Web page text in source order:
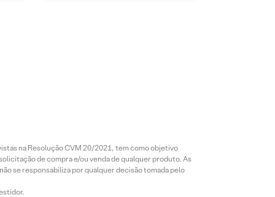
na Resolução CVM 20/2021, tem como objetivo
de compra e/ou venda de qualquer produto. As
se responsabiliza por qualquer decisão tomada pelo